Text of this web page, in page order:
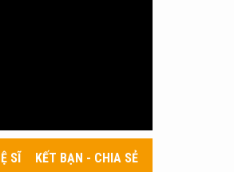
SĨ KẾT BẠN - CHIA SẺ